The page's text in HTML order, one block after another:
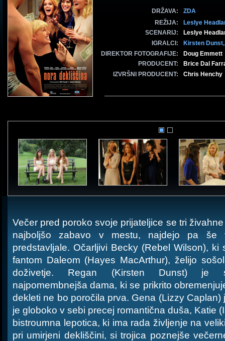
DRŽAVA:
ZDA
REŽIJA:
Leslye
SCENARIJ:
Leslye
IGRALCI:
Kirsten
DIREKTOR FOTOGRAFIJE:
Doug Emmett
PRODUCENT:
Brice Dal
IZVRŠNI PRODUCENT:
Chris Henchy
Večer pred poroko svoje prijateljice se tri
najboljšo zabavo v mestu, najdejo pa
predstavljale. Očarljivi Becky (Rebel Wilson),
fantom Daleom (Hayes MacArthur), želijo
doživetje. Regan (Kirsten Dunst) je
najpomembnejša dama, ki se prikrito
dekleti ne bo poročila prva. Gena (Lizzy
je globoko v sebi precej romantična duša, Katie
bistroumna lepotica, ki ima rada življenje na
pri umirjeni dekliščini, si trojica poznejše